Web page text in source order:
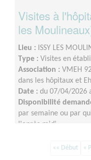
Visites à
les
Lieu : ISSY LES
Type : Visites en
Association : VMEH
dans les hôpitaux et
Date : du 07/04/2026
Disponibilité
par semaine ou par
l'après-midi
«« Début «